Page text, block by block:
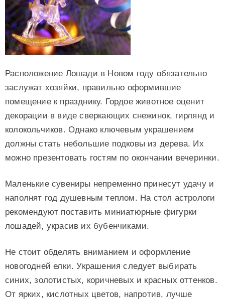
Расположение Лошади в Новом году обязательно
заслужат хозяйки, правильно оформившие
помещение к празднику. Гордое животное оценит
декорации в виде сверкающих снежинок, гирлянд и
колокольчиков. Однако ключевым украшением
должны стать небольшие подковы из дерева. Их
можно презентовать гостям по окончании вечеринки.
Маленькие сувениры непременно принесут удачу и
наполнят год душевным теплом. На стол астрологи
рекомендуют поставить миниатюрные фигурки
лошадей, украсив их бубенчиками.
Не стоит обделять вниманием и оформление
новогодней елки. Украшения следует выбирать
синих, золотистых, коричневых и красных оттенков.
От ярких, кислотных цветов, напротив, лучше